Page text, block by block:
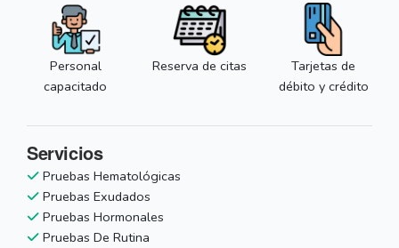
Personal
capacitado
Reserva de citas
Tarjetas de
débito y crédito
Servicios
Pruebas Hematológicas
Pruebas Exudados
Pruebas Hormonales
Pruebas De Rutina